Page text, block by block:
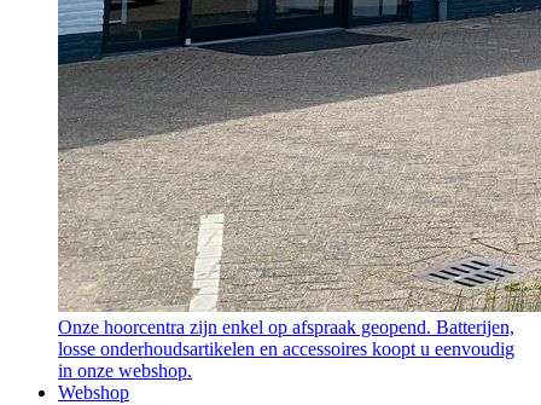
Onze hoorcentra zijn enkel op afspraak geopend. Batterijen,
losse onderhoudsartikelen en accessoires koopt u eenvoudig
in onze webshop.
Webshop